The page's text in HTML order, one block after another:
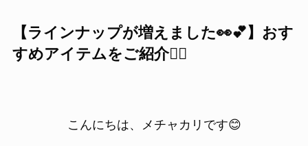
【ラインナップが増えました👀💕】おす
すめアイテムをご紹介💁‍♀️
こんにちは、メチャカリです😊